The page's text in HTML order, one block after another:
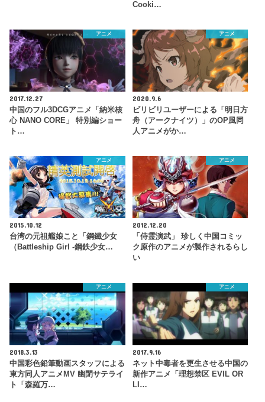
Cooki…
アニメ
2017.12.27
中国のフル3DCGアニメ「納米核
心 NANO CORE」 特別編ショー
ト…
アニメ
2020.9.6
ビリビリユーザーによる「明日方
舟（アークナイツ）」のOP風同
人アニメがか…
アニメ
2015.10.12
台湾の元祖艦娘こと「鋼鐵少女
（Battleship Girl -鋼鉄少女…
アニメ
2012.12.20
「侍霊演武」 珍しく中国コミッ
ク原作のアニメが製作されるらし
い
アニメ
2018.3.13
中国彩色鉛筆動画スタッフによる
東方同人アニメMV 幽閉サテライ
ト「森羅万…
アニメ
2017.9.16
ネット中毒者を更生させる中国の
新作アニメ「理想禁区 EVIL OR
LI…